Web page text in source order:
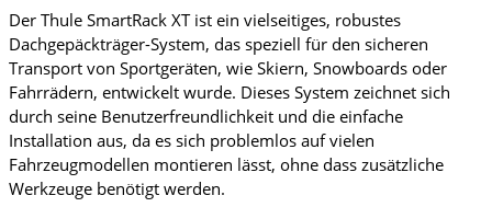
Der Thule SmartRack XT ist ein vielseitiges, robustes
Dachgepäckträger-System, das speziell für den sicheren
Transport von Sportgeräten, wie Skiern, Snowboards oder
Fahrrädern, entwickelt wurde. Dieses System zeichnet sich
durch seine Benutzerfreundlichkeit und die einfache
Installation aus, da es sich problemlos auf vielen
Fahrzeugmodellen montieren lässt, ohne dass zusätzliche
Werkzeuge benötigt werden.